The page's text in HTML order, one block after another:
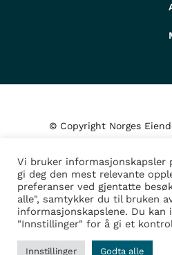
© Copyright Norges
Personvern og
Administrer
Design/Utvikling
Vi bruker
gi deg den mest relevante
preferanser ved gjentatte
alle", samtykker du til bruken
informasjonskapslene. Du kan
"Innstillinger" for å gi et
Innstillinger Godta alle